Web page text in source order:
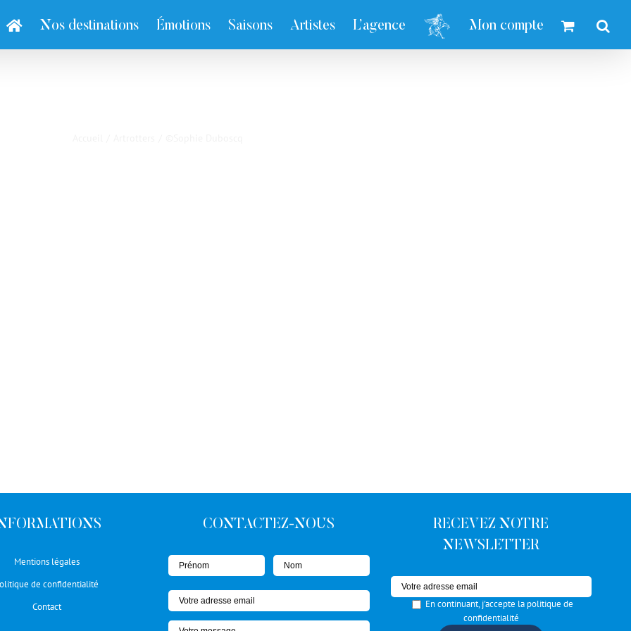
Nos destinations Émotions Saisons Artistes L’agence Mon compte
Mentions légales
de confidentialité
Contact
CONTACTEZ-NOUS
RECEVEZ NOTRE
NEWSLETTER
En continuant, j'accepte la politique de
confidentialité